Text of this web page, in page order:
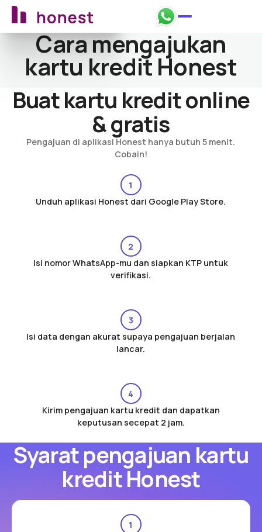
Ajukan sekarang
Ajukan sekarang
Cara mengajukan
kartu kredit Honest
Buat kartu kredit online
& gratis
Pengajuan di aplikasi Honest hanya butuh 5 menit.
Cobain!
1
Unduh aplikasi Honest dari Google Play Store.
2
Isi nomor WhatsApp-mu dan siapkan KTP untuk
verifikasi.
3
Isi data dengan akurat supaya pengajuan berjalan
lancar.
4
Kirim pengajuan kartu kredit dan dapatkan
keputusan secepat 2 jam.
Syarat pengajuan kartu
kredit Honest
1